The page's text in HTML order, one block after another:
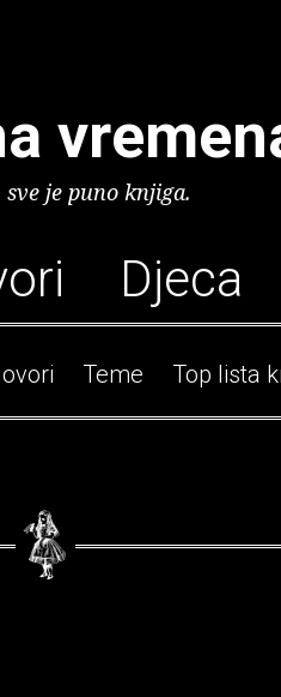
sve je puno knjiga.
Djeca
Teme Top lista